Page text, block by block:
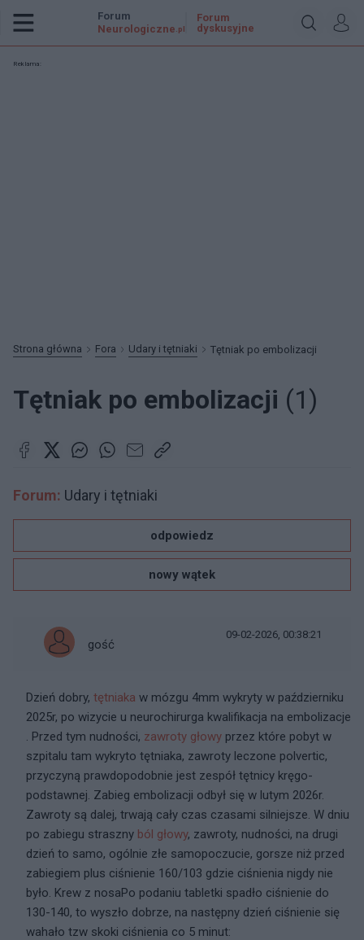
Forum
Neurologiczne .pl
Forum
dyskusyjne
Reklama:
Strona główna Fora Udary i tętniaki Tętniak po embolizacji
Tętniak po embolizacji (1)
Forum: Udary i tętniaki
odpowiedz
nowy wątek
gość
09-02-2026, 00:38:21
Dzień dobry, tętniaka w mózgu 4mm wykryty w październiku
2025r, po wizycie u neurochirurga kwalifikacja na embolizacje
. Przed tym nudności, zawroty głowy przez które pobyt w
szpitalu tam wykryto tętniaka, zawroty leczone polvertic,
przyczyną prawdopodobnie jest zespół tętnicy kręgo-
podstawnej. Zabieg embolizacji odbył się w lutym 2026r.
Zawroty są dalej, trwają cały czas czasami silniejsze. W dniu
po zabiegu straszny ból głowy, zawroty, nudności, na drugi
dzień to samo, ogólnie złe samopoczucie, gorsze niż przed
zabiegiem plus ciśnienie 160/103 gdzie ciśnienia nigdy nie
było. Krew z nosaPo podaniu tabletki spadło ciśnienie do
130-140, to wyszło dobrze, na następny dzień ciśnienie się
wahało tzw skoki ciśnienia co 5 minut: